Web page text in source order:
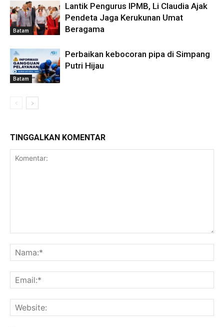
Batam
Lantik Pengurus IPMB, Li Claudia Ajak
Pendeta Jaga Kerukunan Umat
Beragama
Batam
Perbaikan kebocoran pipa di Simpang
Putri Hijau
TINGGALKAN KOMENTAR